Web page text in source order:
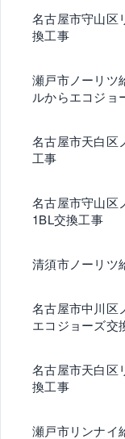
名古屋市守山区
換工事
瀬戸市ノーリツ
ルからエコジョ
名古屋市天白区
工事
名古屋市守山区
1BL交換工事
清須市ノーリツ
名古屋市中川区
エコジョーズ交
名古屋市天白区
換工事
瀬戸市リンナイ